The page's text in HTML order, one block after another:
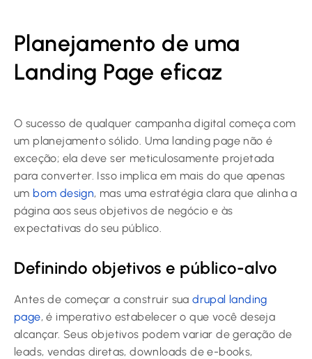
Planejamento de uma
Landing Page eficaz
O sucesso de qualquer campanha digital começa com
um planejamento sólido. Uma landing page não é
exceção; ela deve ser meticulosamente projetada
para converter. Isso implica em mais do que apenas
um bom design, mas uma estratégia clara que alinha a
página aos seus objetivos de negócio e às
expectativas do seu público.
Definindo objetivos e público-alvo
Antes de começar a construir suadrupal landing
page, é imperativo estabelecer o que você deseja
alcançar. Seus objetivos podem variar de geração de
leads, vendas diretas, downloads de e-books,